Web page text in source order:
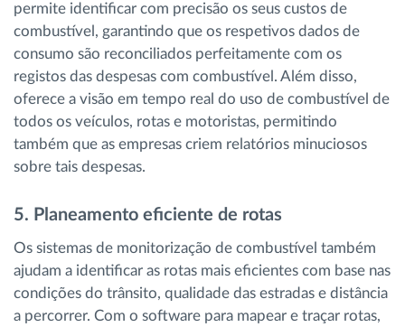
permite identificar com precisão os seus custos de
combustível, garantindo que os respetivos dados de
consumo são reconciliados perfeitamente com os
registos das despesas com combustível. Além disso,
oferece a visão em tempo real do uso de combustível de
todos os veículos, rotas e motoristas, permitindo
também que as empresas criem relatórios minuciosos
sobre tais despesas.
5. Planeamento eficiente de rotas
Os sistemas de monitorização de combustível também
ajudam a identificar as rotas mais eficientes com base nas
condições do trânsito, qualidade das estradas e distância
a percorrer. Com o software para mapear e traçar rotas,